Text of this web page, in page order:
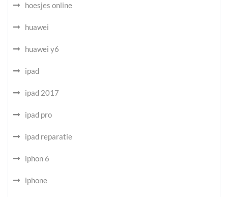
hoesjes online
huawei
huawei y6
ipad
ipad 2017
ipad pro
ipad reparatie
iphon 6
iphone